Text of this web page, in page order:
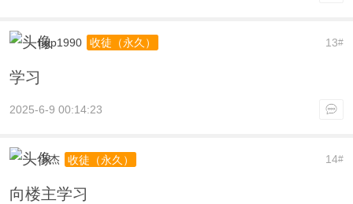
13#
hgp1990 收徒（永久）
学习
2025-6-9 00:14:23
14#
小杰 收徒（永久）
向楼主学习